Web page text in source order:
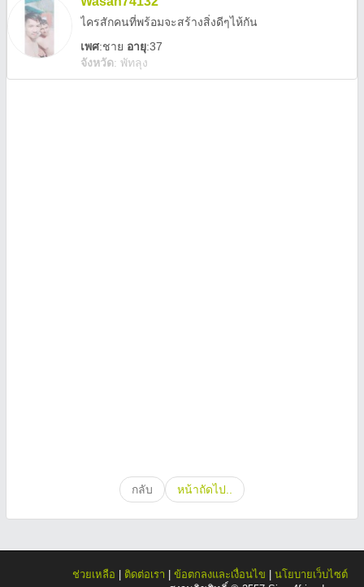
ไครสักคนที่พร้อมจะสร้างสิ่งดีๆไห้กัน
เพศ:ชาย อายุ:37
จังหวัด: พัทลุง
กลับ หน้าถัดไป..
ช่วยเหลือ ติดต่อเรา ข้อตกลงและเงื่อนไข
นโยบายเว็บไซต์